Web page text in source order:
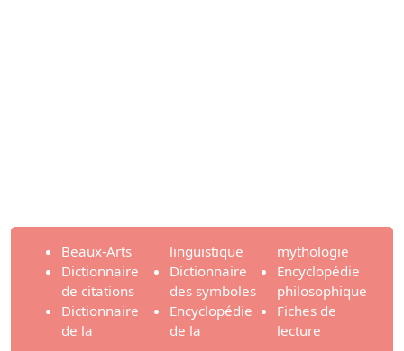
Beaux-Arts
Dictionnaire
de citations
Dictionnaire
de la
linguistique
Dictionnaire
des symboles
Encyclopédie
de la
mythologie
Encyclopédie
philosophique
Fiches de
lecture